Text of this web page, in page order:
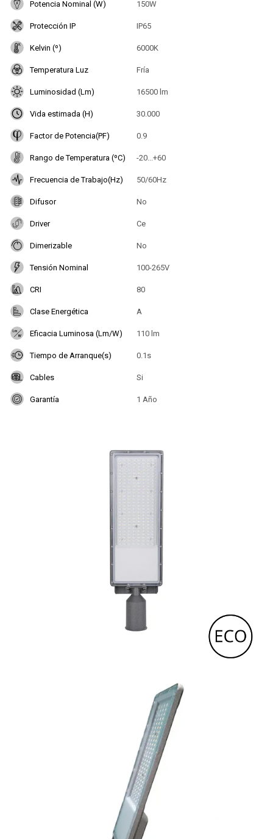
Potencia Nominal (W) 150W
Protección IP IP65
Kelvin (º) 6000K
Temperatura Luz Fría
Luminosidad (Lm) 16500 lm
Vida estimada (H) 30.000
Factor de Potencia(PF) 0.9
Rango de Temperatura (ºC) -20...+60
Frecuencia de Trabajo(Hz) 50/60Hz
Difusor No
Driver Ce
Dimerizable No
Tensión Nominal 100-265V
CRI 80
Clase Energética A
Eficacia Luminosa (Lm/W) 110 lm
Tiempo de Arranque(s) 0.1s
Cables Si
Garantía 1 Año